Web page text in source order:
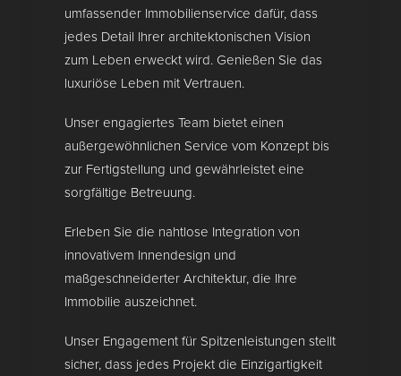
umfassender Immobilienservice dafür, dass
jedes Detail Ihrer architektonischen Vision
zum Leben erweckt wird. Genießen Sie das
luxuriöse Leben mit Vertrauen.
Unser engagiertes Team bietet einen
außergewöhnlichen Service vom Konzept bis
zur Fertigstellung und gewährleistet eine
sorgfältige Betreuung.
Erleben Sie die nahtlose Integration von
innovativem Innendesign und
maßgeschneiderter Architektur, die Ihre
Immobilie auszeichnet.
Unser Engagement für Spitzenleistungen stellt
sicher, dass jedes Projekt die Einzigartigkeit